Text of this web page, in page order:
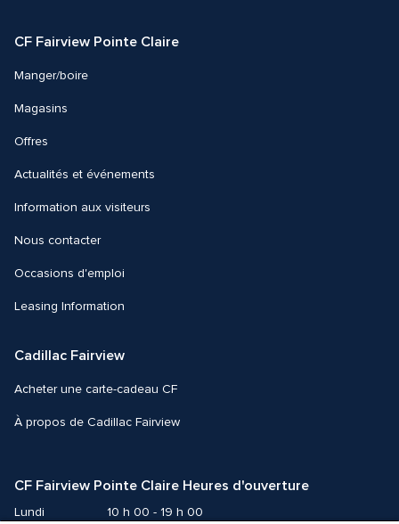
CF Fairview Pointe Claire
Manger/boire
Magasins
Offres
Actualités et événements
Information aux visiteurs
Nous contacter
Occasions d'emploi
Leasing Information
Cadillac Fairview
Acheter une carte-cadeau CF
À propos de Cadillac Fairview
CF Fairview Pointe Claire Heures d'ouverture
Lundi 10 h 00 - 19 h 00